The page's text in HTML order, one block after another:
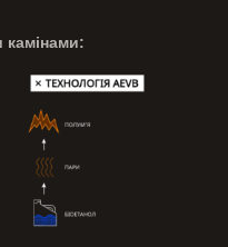
камінами: